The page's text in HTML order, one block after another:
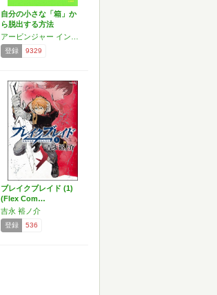
自分の小さな「箱」か
ら脱出する方法
登録 9329
ブレイクブレイド (1)
(Flex Com…
吉永 裕ノ介
登録 536